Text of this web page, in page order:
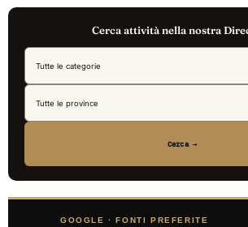
Cerca attività nella nostra
Cerca →
GOOGLE · FONTI PREFERITE